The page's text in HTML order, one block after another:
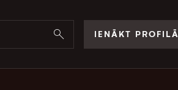
IENĀKT PROFILĀ